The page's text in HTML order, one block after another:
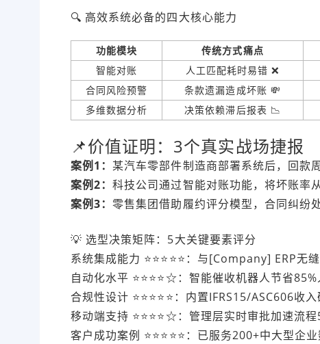
🔍 高效系统必备的四大核心能力
功能模块 传统方式痛点
智能对账
人工匹配耗时易错 ❌
合同风险预警
条款遗漏造成坏账 💸
多维数据分析
决策依赖滞后报表 📉
📌价值证明：3个真实战场捷报
案例1： 某汽车零部件制造商部署系统后，回
案例2：科技公司通过智能对账功能，将坏账
案例3：零售集团借助履约评分模型，合同纠纷
💡 选型决策矩阵：5大关键要素评分
系统集成能力 ⭐️⭐️⭐️⭐️⭐️：与[Company] ERP无
自动化水平 ⭐️⭐️⭐️⭐️☆：智能催收机器人节省
合规性设计 ⭐️⭐️⭐️⭐️⭐️：内置IFRS15/ASC606收
移动端支持 ⭐️⭐️⭐️⭐️☆：管理层实时审批加速流
客户成功案例 ⭐️⭐️⭐️⭐️⭐️：已服务200+中大型企